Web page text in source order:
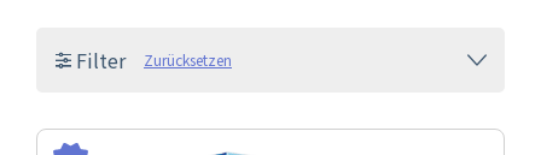
Filter Zurücksetzen